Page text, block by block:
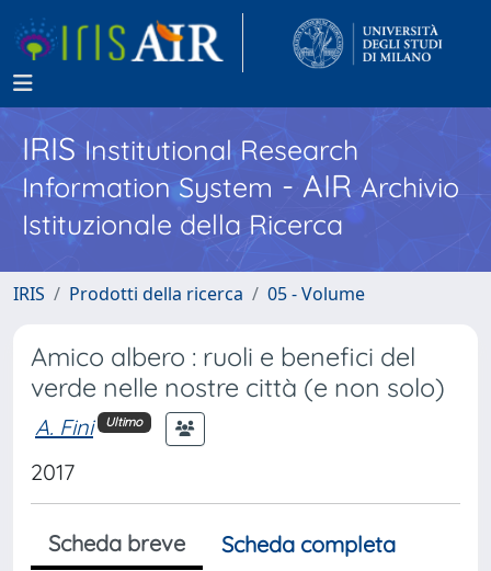
IRISInstitutional Research
Information System - AIR Archivio
Istituzionale della Ricerca
IRIS Prodotti della ricerca 05 - Volume
Amico albero : ruoli e benefici del
verde nelle nostre città (e non solo)
A. Fini Ultimo
2017
Scheda breve
Scheda completa